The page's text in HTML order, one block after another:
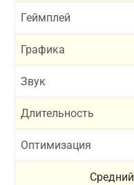
Геймплей
Графика
Звук
Длительность
Оптимизация
Средний